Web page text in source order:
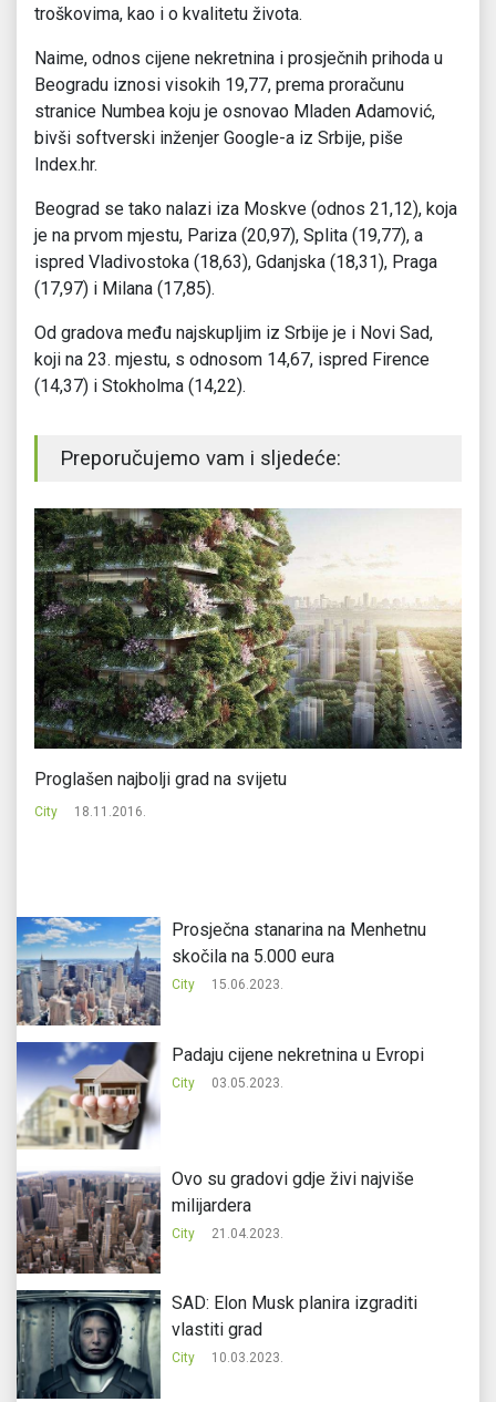
troškovima, kao i o kvalitetu života.
Naime, odnos cijene nekretnina i prosječnih prihoda u
Beogradu iznosi visokih 19,77, prema proračunu
stranice Numbea koju je osnovao Mladen Adamović,
bivši softverski inženjer Google-a iz Srbije, piše
Index.hr.
Beograd se tako nalazi iza Moskve (odnos 21,12), koja
je na prvom mjestu, Pariza (20,97), Splita (19,77), a
ispred Vladivostoka (18,63), Gdanjska (18,31), Praga
(17,97) i Milana (17,85).
Od gradova među najskupljim iz Srbije je i Novi Sad,
koji na 23. mjestu, s odnosom 14,67, ispred Firence
(14,37) i Stokholma (14,22).
Preporučujemo vam i sljedeće:
Proglašen najbolji grad na svijetu
City 18.11.2016.
Prosječna stanarina na Menhetnu
skočila na 5.000 eura
City 15.06.2023.
Padaju cijene nekretnina u Evropi
City 03.05.2023.
Ovo su gradovi gdje živi najviše
milijardera
City 21.04.2023.
SAD: Elon Musk planira izgraditi
vlastiti grad
City 10.03.2023.